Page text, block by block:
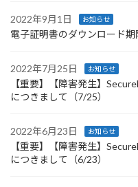
2022年9月1日 お知らせ
電子証明書のダウンロード期
2022年7月25日 お知らせ
【重要】【障害発生】
につきまして（7/25）
2022年6月23日 お知らせ
【重要】【障害発生】
につきまして（6/23）